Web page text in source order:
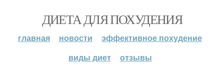
ДИЕТА ДЛЯ ПОХУДЕНИЯ
главная новости
эффективное похудение
виды диет
отзывы